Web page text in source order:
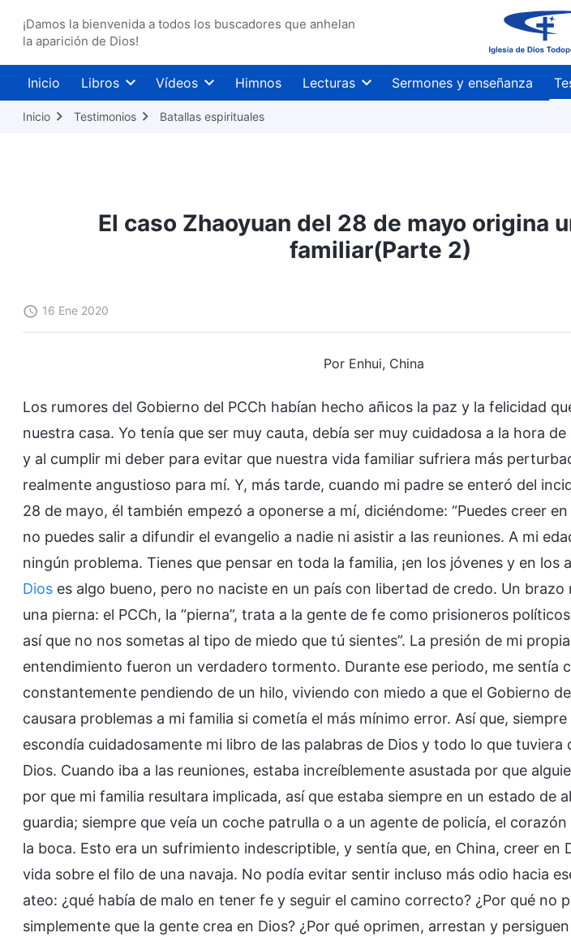
¡Damos la bienvenida a todos los buscadores que anhelan
la aparición de Dios!
Inicio Libros Vídeos Himnos Lecturas Sermones y enseñanza
Inicio Testimonios Batallas espirituales
El caso Zhaoyuan del 28 de mayo origina
familiar(Parte 2)
16 Ene 2020
Por Enhui, China
Los rumores del Gobierno del PCCh habían hecho añicos la paz y la felicidad
nuestra casa. Yo tenía que ser muy cauta, debía ser muy cuidadosa a la hora
y al cumplir mi deber para evitar que nuestra vida familiar sufriera más
realmente angustioso para mí. Y, más tarde, cuando mi padre se enteró del
28 de mayo, él también empezó a oponerse a mí, diciéndome: “Puedes creer
no puedes salir a difundir el evangelio a nadie ni asistir a las reuniones. A mi
ningún problema. Tienes que pensar en toda la familia, ¡en los jóvenes y en los
Dios es algo bueno, pero no naciste en un país con libertad de credo. Un brazo
una pierna: el PCCh, la “pierna”, trata a la gente de fe como prisioneros
así que no nos sometas al tipo de miedo que tú sientes”. La presión de mi
entendimiento fueron un verdadero tormento. Durante ese periodo, me sentía
constantemente pendiendo de un hilo, viviendo con miedo a que el Gobierno
causara problemas a mi familia si cometía el más mínimo error. Así que, siempre
escondía cuidadosamente mi libro de las palabras de Dios y todo lo que tuviera
Dios. Cuando iba a las reuniones, estaba increíblemente asustada por que
por que mi familia resultara implicada, así que estaba siempre en un estado de
guardia; siempre que veía un coche patrulla o a un agente de policía, el
la boca. Esto era un sufrimiento indescriptible, y sentía que, en China, creer en
vida sobre el filo de una navaja. No podía evitar sentir incluso más odio hacia
ateo: ¿qué había de malo en tener fe y seguir el camino correcto? ¿Por qué no
simplemente que la gente crea en Dios? ¿Por qué oprimen, arrestan y